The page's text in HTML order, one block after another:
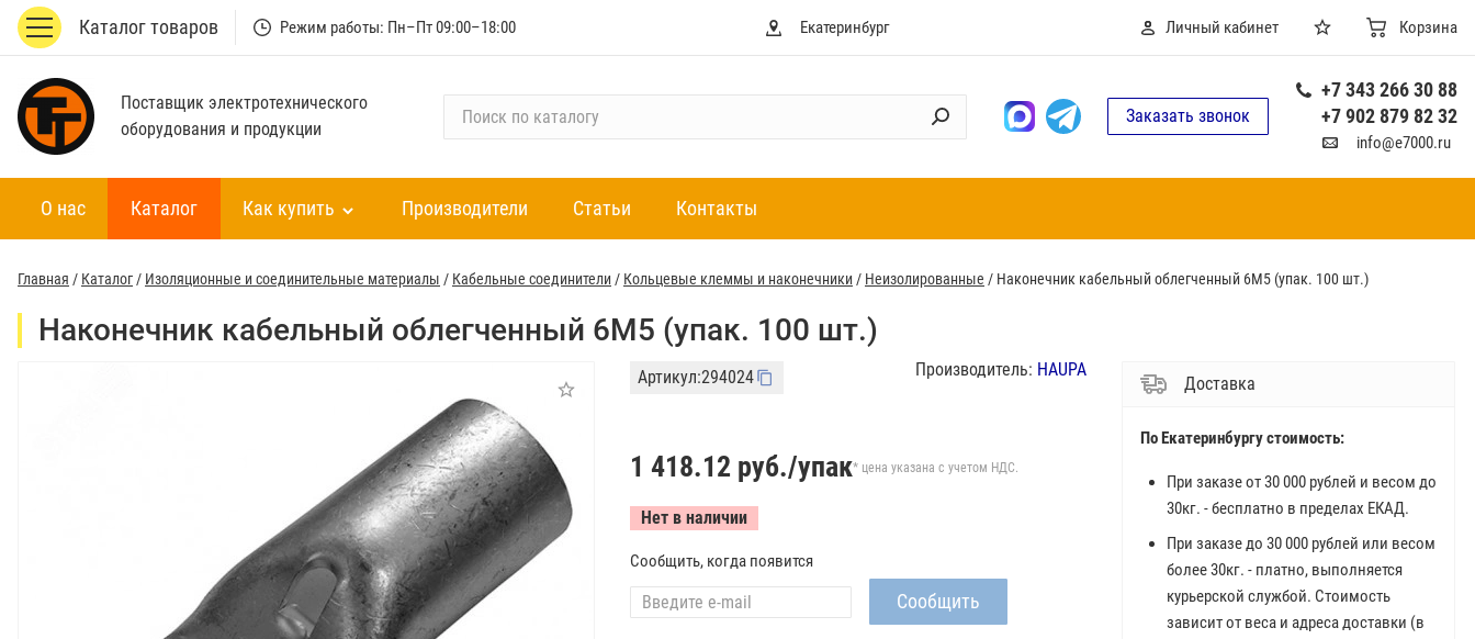
Каталог товаров Режим работы: Пн–Пт 09:00–18:00 Екатеринбург Личный кабинет Корзина
Поставщик электротехнического
оборудования и продукции
с
к
п
к
т
о
г
у
Заказать звонок
+7 343 266 30 88
+7 902 879 82 32
info@e7000.ru
О нас Каталог Как купить Производители Статьи Контакты
Главная / Каталог/ Изоляционные и соединительные материалы / Кабельные соединители / Кольцевые клеммы и наконечники / Неизолированные / Наконечник кабельный облегченный 6M5 (упак. 100 шт.)
Наконечник кабельный облегченный 6M5 (упак. 100 шт.)
Артикул:294024 Производитель: HAUPA
1 418.12 руб./упак* цена указана с учетом НДС.
Нет в наличии
Сообщить, когда появится
Доставка
По Екатеринбургу стоимость:
При заказе от 30 000 рублей и весом до
30кг. - бесплатно в пределах ЕКАД.
При заказе до 30 000 рублей или весом
более 30кг. - платно, выполняется
курьерской службой. Стоимость
зависит от веса и адреса доставки (в